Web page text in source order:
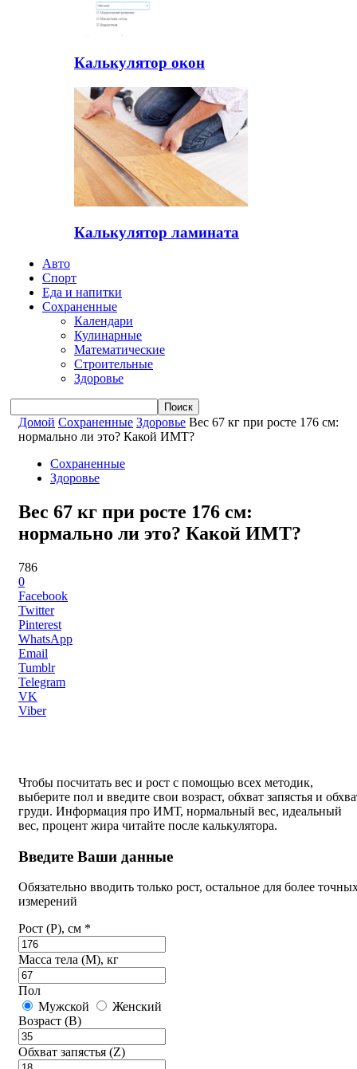
Калькулятор окон
Калькулятор ламината
Авто
Спорт
Еда и напитки
Сохраненные
Календари
Кулинарные
Математические
Строительные
Здоровье
Домой Сохраненные Здоровье Вес 67 кг при росте 176 см:
нормально ли это? Какой ИМТ?
Сохраненные
Здоровье
Вес 67 кг при росте 176 см:
нормально ли это? Какой ИМТ?
786
0
Facebook
Twitter
Pinterest
WhatsApp
Email
Tumblr
Telegram
VK
Viber
Чтобы посчитать вес и рост с помощью всех методик,
выберите пол и введите свои возраст, обхват запястья и
груди. Информация про ИМТ, нормальный вес, идеальный
вес, процент жира читайте после калькулятора.
Введите Ваши данные
Обязательно вводить только рост, остальное для более
измерений
Рост (P), см *
Масса тела (M), кг
Пол
Мужской
Женский
Возраст (B)
Обхват запястья (Z)